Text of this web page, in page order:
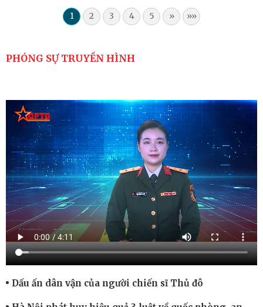
1 2 3 4 5 » »»
PHÓNG SỰ TRUYỀN HÌNH
Dấu ấn dân vận của người chiến sĩ Thủ đô